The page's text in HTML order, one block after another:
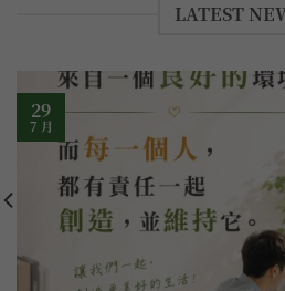
LATEST
29
7 月